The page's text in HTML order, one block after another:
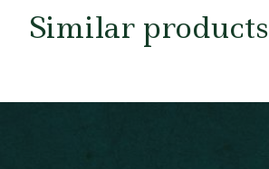
Similar products